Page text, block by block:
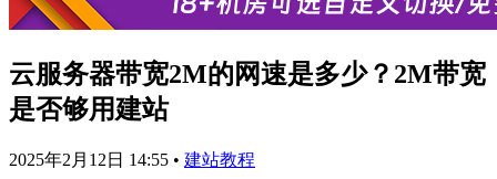
云服务器带宽2M的网速是多少？2M带宽
是否够用建站
2025年2月12日 14:55 • 建站教程